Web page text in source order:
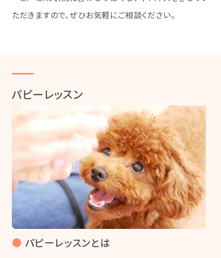
ただきますので、ぜひお気軽にご相談ください。
パピーレッスン
● パピーレッスンとは